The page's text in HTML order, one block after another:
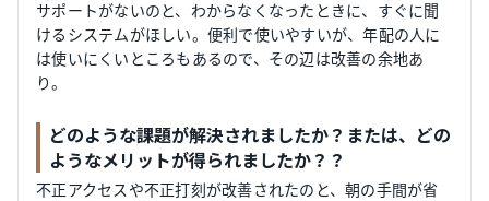
サポートがないのと、わからなくなったときに、すぐに聞
けるシステムがほしい。便利で使いやすいが、年配の人に
は使いにくいところもあるので、その辺は改善の余地あ
り。
どのような課題が解決されましたか？または、どの
ようなメリットが得られましたか？？
不正アクセスや不正打刻が改善されたのと、朝の手間が省